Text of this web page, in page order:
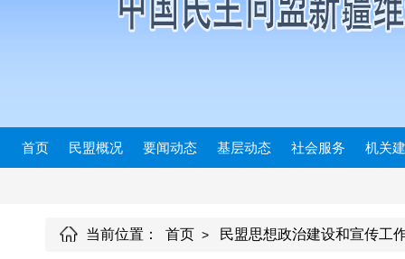
首页 民盟概况 要闻动态 基层动态 社会服务 机关
当前位置： 首页 > 民盟思想政治建设和宣传工